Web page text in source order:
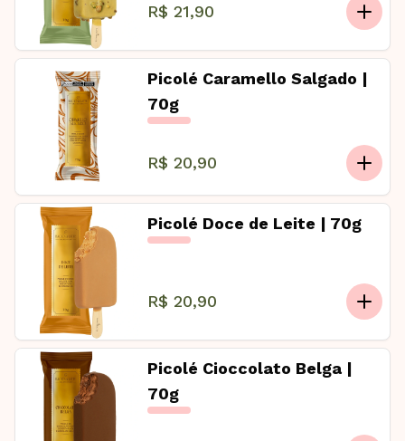
R$ 21,90
Picolé Caramello Salgado |
70g
R$ 20,90
Picolé Doce de Leite | 70g
R$ 20,90
Picolé Cioccolato Belga |
70g